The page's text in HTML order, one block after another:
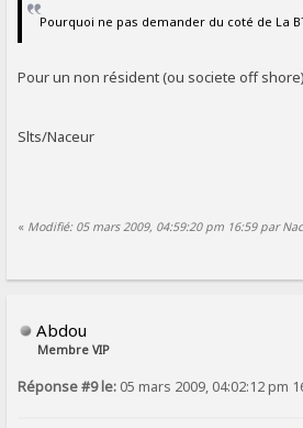
Pourquoi ne pas demander du coté de La
Pour un non résident (ou societe off
Slts/Naceur
« Modifié: 05 mars 2009, 04:59:20 pm 16:59 par
Abdou
Membre VIP
Réponse #9 le: 05 mars 2009, 04:02:12 pm